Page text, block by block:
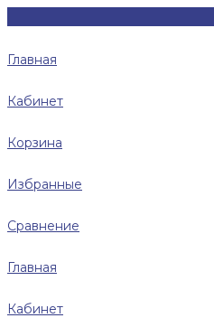
Главная
Кабинет
Корзина
Избранные
Сравнение
Главная
Кабинет